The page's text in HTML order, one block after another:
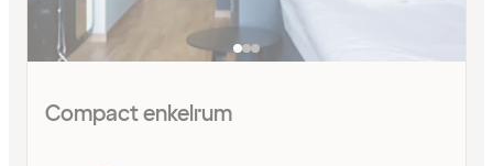
Compact enkelrum